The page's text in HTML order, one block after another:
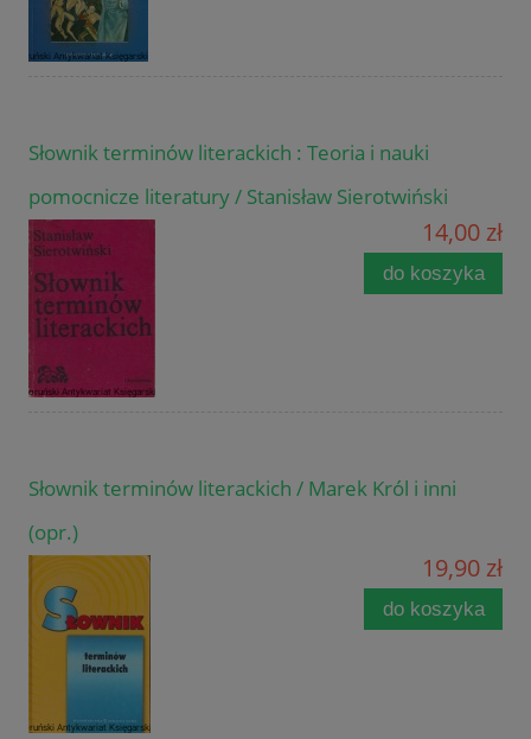
Słownik terminów literackich : Teoria i nauki
pomocnicze literatury / Stanisław Sierotwiński
14,00 zł
do koszyka
Słownik terminów literackich / Marek Król i inni
(opr.)
19,90 zł
do koszyka